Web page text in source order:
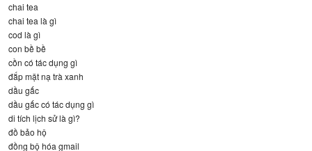
chai tea
chai tea là gì
cod là gì
con bề bề
cồn có tác dụng gì
đắp mặt nạ trà xanh
dầu gấc
dầu gấc có tác dụng gì
di tích lịch sử là gì?
đồ bảo hộ
đồng bộ hóa gmail